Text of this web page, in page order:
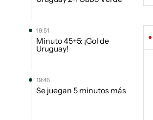
19:51
Minuto 45+5: ¡Gol de
Uruguay!
19:46
Se juegan 5 minutos más